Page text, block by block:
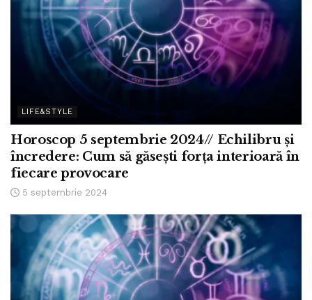
LIFE&STYLE
Horoscop 5 septembrie 2024// Echilibru și
încredere: Cum să găsești forța interioară în
fiecare provocare
5 septembrie 2024